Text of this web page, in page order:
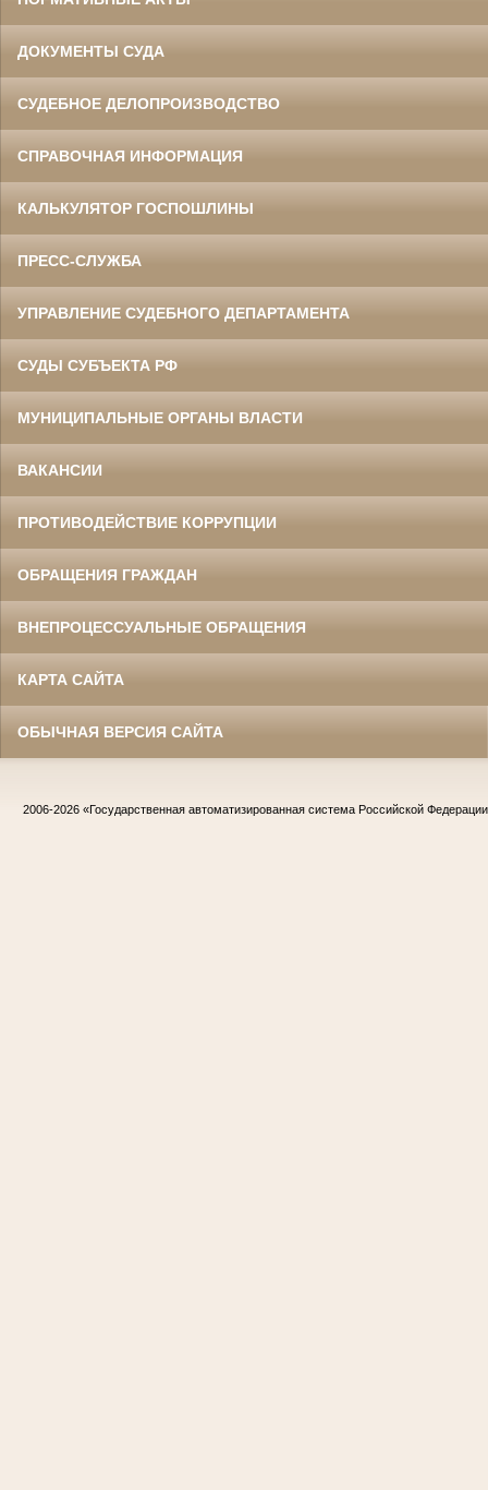
ДОКУМЕНТЫ СУДА
СУДЕБНОЕ ДЕЛОПРОИЗВОДСТВО
СПРАВОЧНАЯ ИНФОРМАЦИЯ
КАЛЬКУЛЯТОР ГОСПОШЛИНЫ
ПРЕСС-СЛУЖБА
УПРАВЛЕНИЕ СУДЕБНОГО ДЕПАРТАМЕНТА
СУДЫ СУБЪЕКТА РФ
МУНИЦИПАЛЬНЫЕ ОРГАНЫ ВЛАСТИ
ВАКАНСИИ
ПРОТИВОДЕЙСТВИЕ КОРРУПЦИИ
ОБРАЩЕНИЯ ГРАЖДАН
ВНЕПРОЦЕССУАЛЬНЫЕ ОБРАЩЕНИЯ
КАРТА САЙТА
ОБЫЧНАЯ ВЕРСИЯ САЙТА
2006-2026 «Государственная автоматизированная система Российской